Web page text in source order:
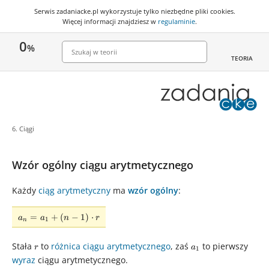
Serwis zadaniacke.pl wykorzystuje tylko niezbędne pliki cookies.
Więcej informacji znajdziesz w regulaminie.
0%
TEORIA
6. Ciągi
Wzór ogólny ciągu arytmetycznego
Każdy ciąg arytmetyczny ma wzór ogólny:
a_{n}
=
+ (n-
1)\cdot
an = a1 + (n − 1) ⋅ r
Stała r
r to różnica ciągu arytmetycznego, zaśa_{1}
a1 to pierwszy
wyraz ciągu arytmetycznego.